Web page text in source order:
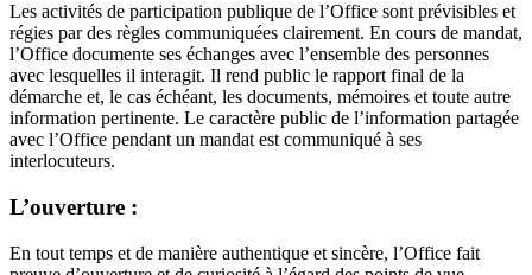
Les activités de participation publique de l’Office sont prévisibles et
régies par des règles communiquées clairement. En cours de mandat,
l’Office documente ses échanges avec l’ensemble des personnes
avec lesquelles il interagit. Il rend public le rapport final de la
démarche et, le cas échéant, les documents, mémoires et toute autre
information pertinente. Le caractère public de l’information partagée
avec l’Office pendant un mandat est communiqué à ses
interlocuteurs.
L’ouverture :
En tout temps et de manière authentique et sincère, l’Office fait